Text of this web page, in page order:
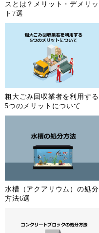
スとは？メリット・デメリッ
ト7選
粗大ごみ回収業者を利用する
5つのメリットについて
水槽（アクアリウム）の処分
方法6選